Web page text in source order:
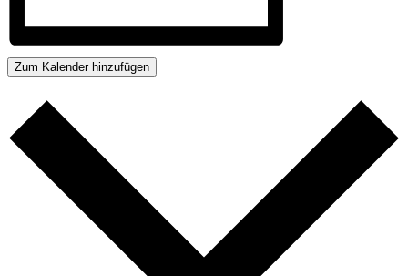
Zum Kalender hinzufügen